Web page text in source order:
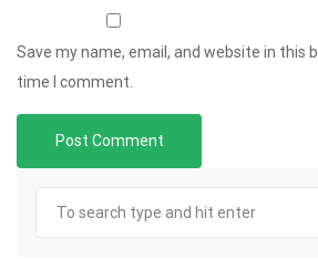
Save my name, email, and website in this
time I comment.